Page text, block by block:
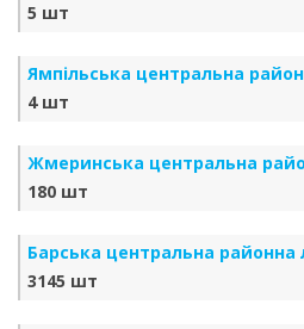
5 шт
Ямпільська центральна
4 шт
Жмеринська центральна
180 шт
Барська центральна районна
3145 шт